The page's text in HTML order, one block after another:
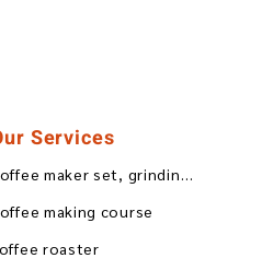
Services
Coffee maker set, grinding, blending
making course
roaster